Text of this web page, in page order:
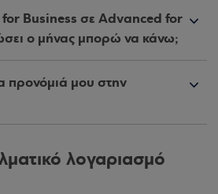
Business σε Advanced for
ο μήνας μπορώ να κάνω;
μου στην
λογαριασμό